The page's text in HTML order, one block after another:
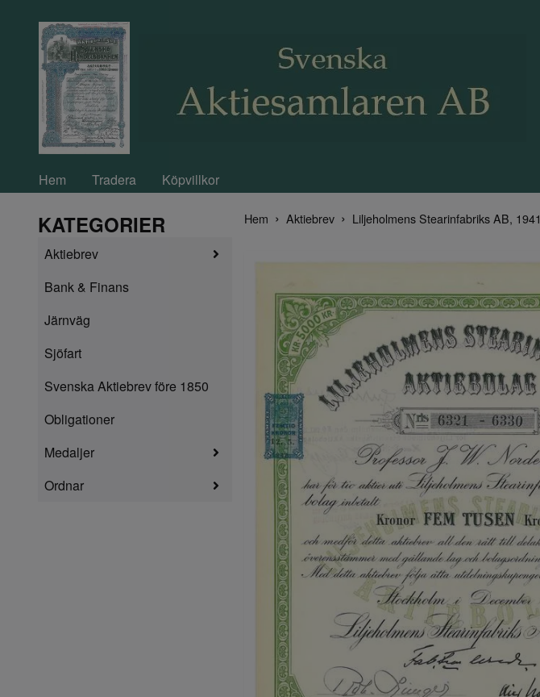
Hem Tradera Köpvillkor
KATEGORIER
Aktiebrev
Bank & Finans
Järnväg
Sjöfart
Svenska Aktiebrev före 1850
Obligationer
Medaljer
Ordnar
Hem Aktiebrev Liljeholmens Stearinfabriks AB, 1941